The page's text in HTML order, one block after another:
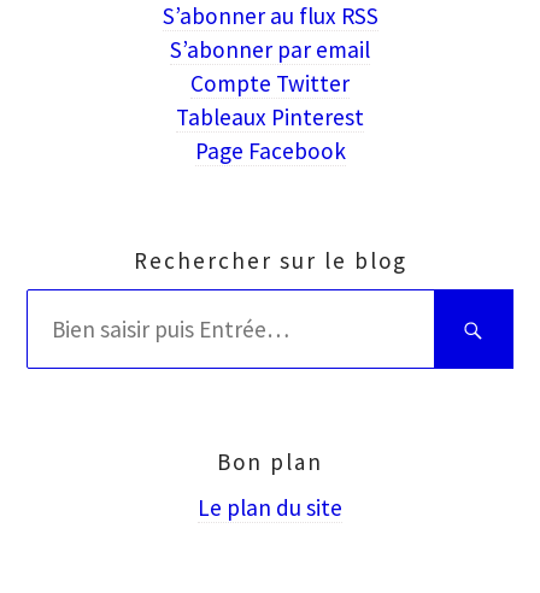
S’abonner au flux RSS
S’abonner par email
Compte Twitter
Tableaux Pinterest
Page Facebook
Rechercher sur le blog
Bien
saisir
Bon plan
Le plan du site